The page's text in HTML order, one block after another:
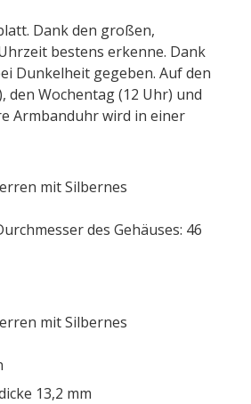
Dank den großen,
bestens erkenne. Dank
Dunkelheit gegeben. Auf den
den Wochentag (12 Uhr) und
Armbanduhr wird in einer
mit Silbernes
des Gehäuses: 46
mit Silbernes
13,2 mm